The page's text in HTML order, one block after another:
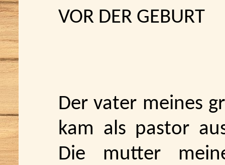
VOR DER GEBURT
Der vater meines
kam als pastor
Die mutter